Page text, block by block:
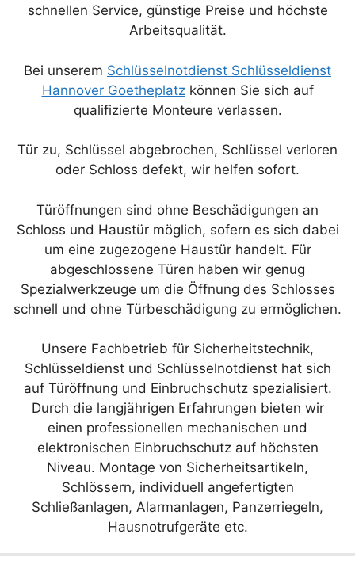
schnellen Service, günstige Preise und höchste
Arbeitsqualität.
Bei unserem Schlüsselnotdienst Schlüsseldienst
Hannover Goetheplatzkönnen Sie sich auf
qualifizierte Monteure verlassen.
Tür zu, Schlüssel abgebrochen, Schlüssel verloren
oder Schloss defekt, wir helfen sofort.
Türöffnungen sind ohne Beschädigungen an
Schloss und Haustür möglich, sofern es sich dabei
um eine zugezogene Haustür handelt. Für
abgeschlossene Türen haben wir genug
Spezialwerkzeuge um die Öffnung des Schlosses
schnell und ohne Türbeschädigung zu ermöglichen.
Unsere Fachbetrieb für Sicherheitstechnik,
Schlüsseldienst und Schlüsselnotdienst hat sich
auf Türöffnung und Einbruchschutz spezialisiert.
Durch die langjährigen Erfahrungen bieten wir
einen professionellen mechanischen und
elektronischen Einbruchschutz auf höchsten
Niveau. Montage von Sicherheitsartikeln,
Schlössern, individuell angefertigten
Schließanlagen, Alarmanlagen, Panzerriegeln,
Hausnotrufgeräte etc.